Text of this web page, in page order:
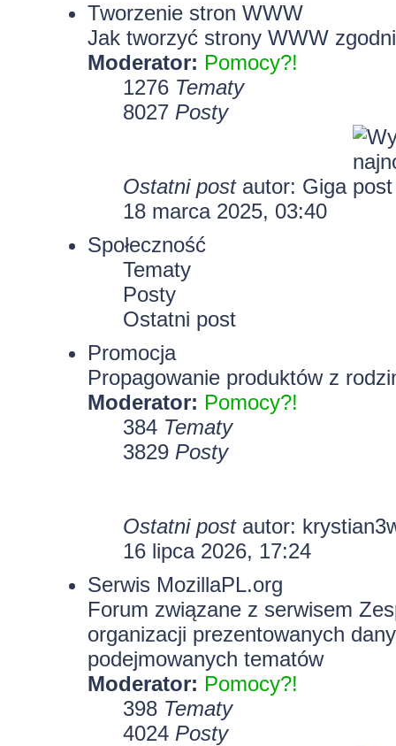
Tworzenie stron WWW
Jak tworzyć strony WWW
Moderator: Pomocy?!
1276 Tematy
8027 Posty
Ostatni postautor: Giga
18 marca 2025, 03:40
Społeczność
Tematy
Posty
Ostatni post
Promocja
Propagowanie produktów z
Moderator: Pomocy?!
384 Tematy
3829 Posty
Ostatni postautor:
16 lipca 2026, 17:24
Serwis MozillaPL.org
Forum związane z serwisem
organizacji prezentowanych
podejmowanych tematów
Moderator: Pomocy?!
398 Tematy
4024 Posty